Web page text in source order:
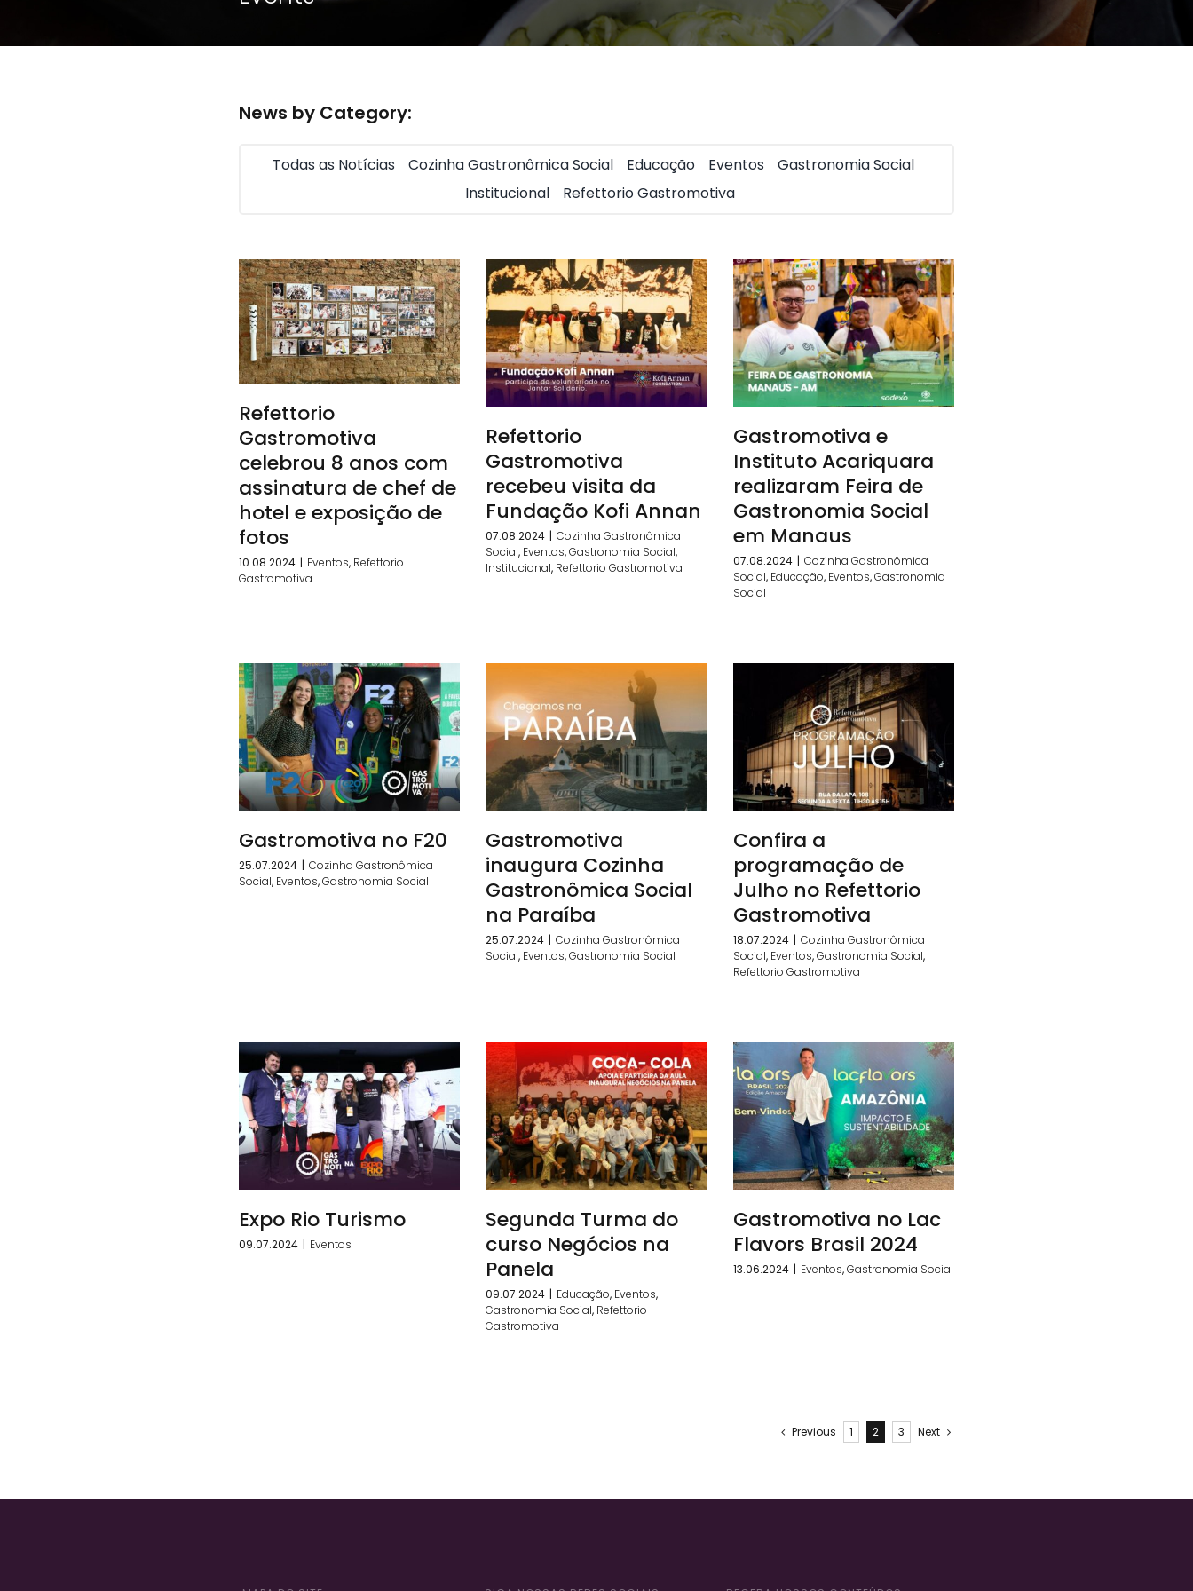
News by Category:
Todas as Notícias Cozinha Gastronômica Social Educação Eventos
Gastronomia Social
Institucional
Refettorio Gastromotiva
Refettorio
Gastromotiva
celebrou 8 anos com
assinatura de chef de
hotel e exposição de
fotos
10.08.2024 | Eventos, Refettorio
Gastromotiva
Refettorio
Gastromotiva
recebeu visita da
Fundação Kofi Annan
07.08.2024 | Cozinha Gastronômica
Social, Eventos,Gastronomia Social,
Institucional, Refettorio Gastromotiva
Gastromotiva e
Instituto Acariquara
realizaram Feira de
Gastronomia Social
em Manaus
07.08.2024 | Cozinha Gastronômica
Social, Educação, Eventos,Gastronomia
Social
Gastromotiva no F20
25.07.2024 | Cozinha Gastronômica
Social, Eventos,Gastronomia Social
Gastromotiva
inaugura Cozinha
Gastronômica Social
na Paraíba
25.07.2024 | Cozinha Gastronômica
Social, Eventos,Gastronomia Social
Confira a
programação de
Julho no Refettorio
Gastromotiva
18.07.2024 | Cozinha Gastronômica
Social, Eventos,Gastronomia Social,
Refettorio Gastromotiva
Expo Rio Turismo
09.07.2024 | Eventos
Segunda Turma do
curso Negócios na
Panela
09.07.2024 | Educação, Eventos,
Gastronomia Social, Refettorio
Gastromotiva
Gastromotiva no Lac
Flavors Brasil 2024
13.06.2024 | Eventos,Gastronomia Social
Previous 1 2 3 Next